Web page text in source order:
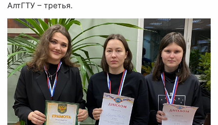
АлтГТУ – третья.